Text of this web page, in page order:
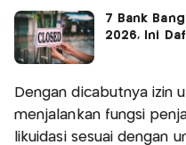
7 Bank
2026, Ini
Dengan dicabutnya izin
menjalankan fungsi
likuidasi sesuai dengan